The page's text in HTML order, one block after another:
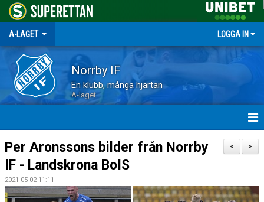
A-LAGET LOGGA IN
Norrby IF
En klubb, många hjärtan
A-laget
HEM
NYHETER
MATCHER
>
<
Per Aronssons bilder från Norrby
IF - Landskrona BoIS
2021-05-02 11:11